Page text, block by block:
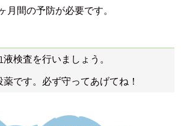
月間の予防が必要です。
検査を行いましょう。
です。必ず守ってあげてね！